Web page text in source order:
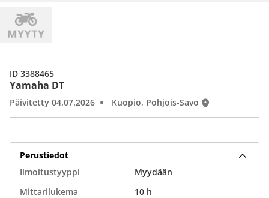
Yamaha DT
Päivitetty 04.07.2026 Kuopio, Pohjois-Savo
ID 3388465
Perustiedot
Ilmoitustyyppi
Myydään
Mittarilukema
10 h